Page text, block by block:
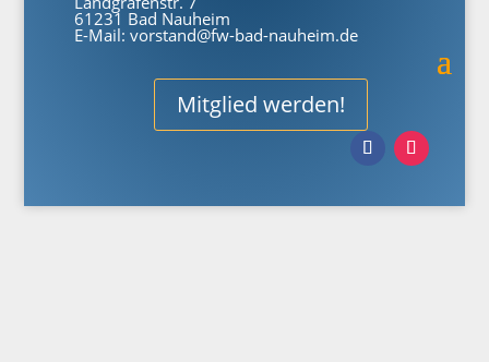
61231 Bad Nauheim
E-Mail: vorstand@fw-bad-nauheim.de
Mitglied werden!